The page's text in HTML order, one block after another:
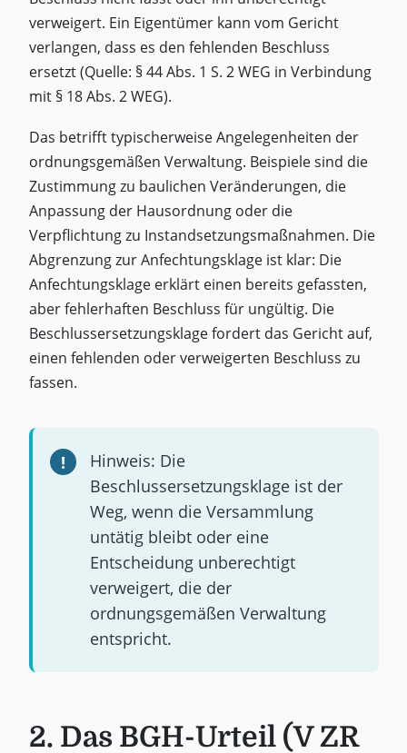
verweigert. Ein Eigentümer kann vom Gericht
verlangen, dass es den fehlenden Beschluss
ersetzt (Quelle: § 44 Abs. 1 S. 2 WEG in Verbindung
mit § 18 Abs. 2 WEG).
Das betrifft typischerweise Angelegenheiten der
ordnungsgemäßen Verwaltung. Beispiele sind die
Zustimmung zu baulichen Veränderungen, die
Anpassung der Hausordnung oder die
Verpflichtung zu Instandsetzungsmaßnahmen. Die
Abgrenzung zur Anfechtungsklage ist klar: Die
Anfechtungsklage erklärt einen bereits gefassten,
aber fehlerhaften Beschluss für ungültig. Die
Beschlussersetzungsklage fordert das Gericht auf,
einen fehlenden oder verweigerten Beschluss zu
fassen.
Hinweis: Die
Beschlussersetzungsklage ist der
Weg, wenn die Versammlung
untätig bleibt oder eine
Entscheidung unberechtigt
verweigert, die der
ordnungsgemäßen Verwaltung
entspricht.
2. Das BGH-Urteil (V ZR